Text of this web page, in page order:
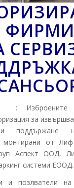
ФИРМИ
: Изброените
за
и поддържане
монтирани от
Аспект ООД,
системи ЕООД.
и позлватели на